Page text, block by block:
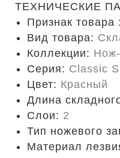
ТЕХНИЧЕСКИЕ
Признак товара :
Вид товара:
Коллекции:
Серия: Classic
Цвет: Красный
Длина
Слои: 2
Тип ножевого
Материал